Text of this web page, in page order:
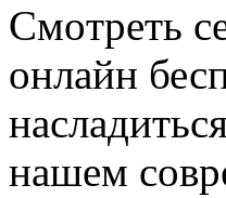
Смoтрeть
онлайн
нашем